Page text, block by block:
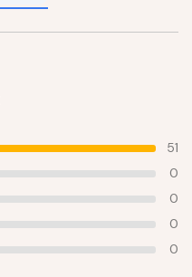
51
0
0
0
0